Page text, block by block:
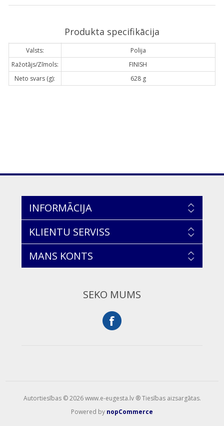
Produkta specifikācija
Valsts:
Polija
Ražotājs/Zīmols:
FINISH
Neto svars (g):
628 g
INFORMĀCIJA
KLIENTU SERVISS
MANS KONTS
SEKO MUMS
Autortiesības © 2026 www.e-eugesta.lv ® Tiesības aizsargātas.
Powered by nopCommerce